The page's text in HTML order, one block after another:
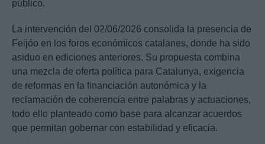
público.
La intervención del 02/06/2026 consolida la presencia de
Feijóo en los foros económicos catalanes, donde ha sido
asiduo en ediciones anteriores. Su propuesta combina
una mezcla de oferta política para Catalunya, exigencia
de reformas en la financiación autonómica y la
reclamación de coherencia entre palabras y actuaciones,
todo ello planteado como base para alcanzar acuerdos
que permitan gobernar con estabilidad y eficacia.